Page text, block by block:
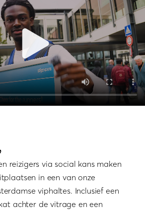
reizigers via social kans maken
in een van onze
viphaltes. Inclusief een
achter de vitrage en een